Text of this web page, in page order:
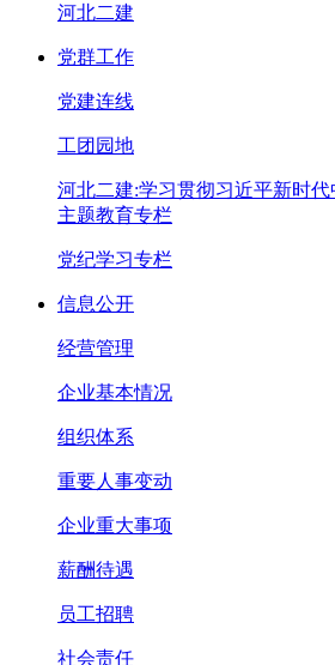
河北二建
党群工作
党建连线
工团园地
河北二建:学习贯彻习近平新时
主题教育专栏
党纪学习专栏
信息公开
经营管理
企业基本情况
组织体系
重要人事变动
企业重大事项
薪酬待遇
员工招聘
社会责任